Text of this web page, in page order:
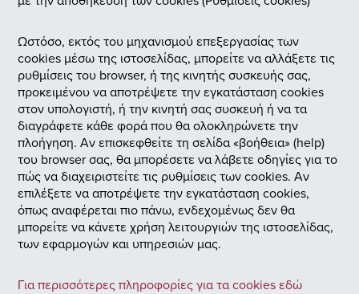
Ωστόσο, εκτός του μηχανισμού επεξεργασίας των
cookies μέσω της ιστοσελίδας, μπορείτε να αλλάξετε τις
ρυθμίσεις του browser, ή της κινητής συσκευής σας,
προκειμένου να αποτρέψετε την εγκατάσταση cookies
στον υπολογιστή, ή την κινητή σας συσκευή ή να τα
διαγράφετε κάθε φορά που θα ολοκληρώνετε την
πλοήγηση. Αν επισκεφθείτε τη σελίδα «βοήθεια» (help)
του browser σας, θα μπορέσετε να λάβετε οδηγίες για το
πώς να διαχειριστείτε τις ρυθμίσεις των cookies. Αν
επιλέξετε να αποτρέψετε την εγκατάσταση cookies,
όπως αναφέρεται πιο πάνω, ενδεχομένως δεν θα
μπορείτε να κάνετε χρήση λειτουργιών της ιστοσελίδας,
των εφαρμογών και υπηρεσιών μας.
Για περισσότερες πληροφορίες για τα cookies εδώ